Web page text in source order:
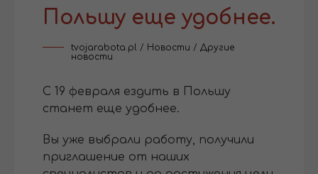
Польшу еще удобнее.
tvojarabota.pl / Новости / Другие
новости
С 19 февраля ездить в Польшу
станет еще удобнее.
Вы уже выбрали работу, получили
приглашение от наших